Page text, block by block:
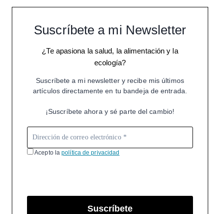
Suscríbete a mi Newsletter
¿Te apasiona la salud, la alimentación y la
ecología?
Suscríbete a mi newsletter y recibe mis últimos
artículos directamente en tu bandeja de entrada.
¡Suscríbete ahora y sé parte del cambio!
Acepto lapolítica de privacidad
Suscríbete